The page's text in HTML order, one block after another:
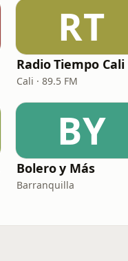
RT
Radio Tiempo Cali
Cali · 89.5 FM
BY
Bolero y Más
Barranquilla